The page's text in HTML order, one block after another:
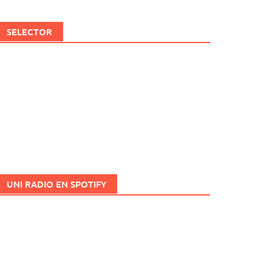
SELECTOR
UNI RADIO EN SPOTIFY